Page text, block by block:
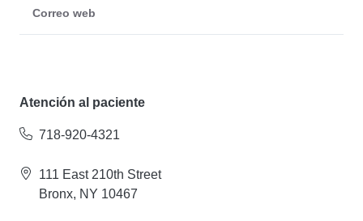
Correo web
Atención al paciente
718-920-4321
111 East 210th Street
Bronx, NY 10467